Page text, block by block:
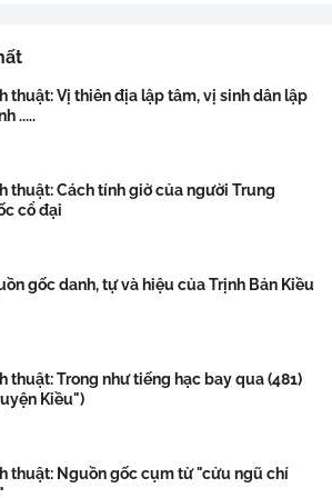
thuật: Vị thiên địa lập tâm, vị sinh dân lập
.....
thuật: Cách tính giờ của người Trung
cổ đại
gốc danh, tự và hiệu của Trịnh Bản Kiều
thuật: Trong như tiếng hạc bay qua (481)
Kiều")
thuật: Nguồn gốc cụm từ "cửu ngũ chí